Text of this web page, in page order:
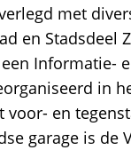
met
en Stadsdeel
Informatie-
in
voor- en
garage is de